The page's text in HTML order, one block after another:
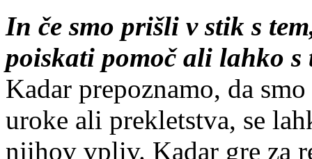
In če smo prišli v stik s
poiskati pomoč ali lahko s
Kadar prepoznamo, da
uroke ali prekletstva, se
njihov vpliv. Kadar gre za